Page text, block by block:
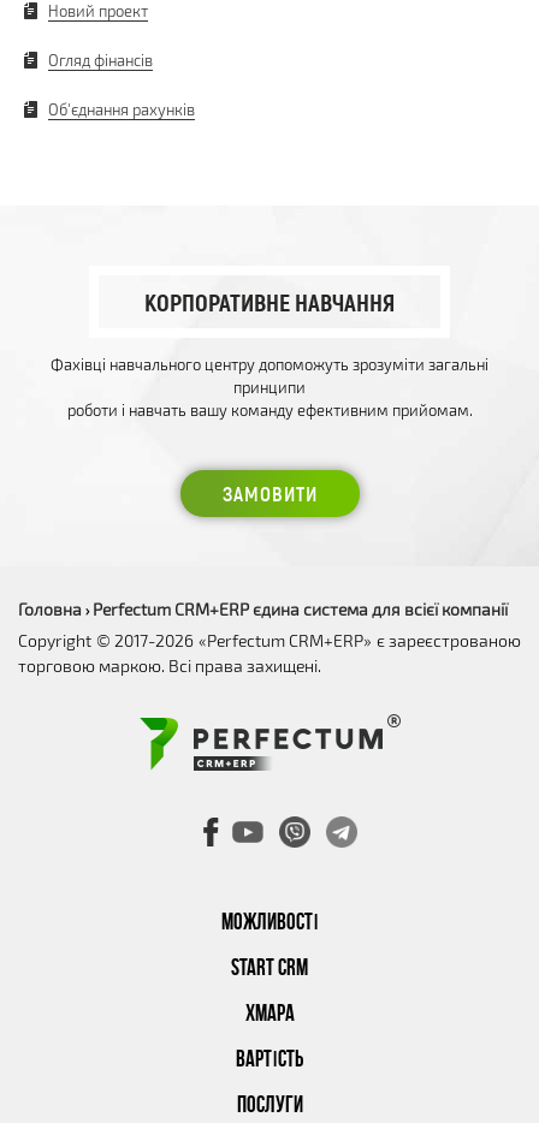
Новий проект
Огляд фінансів
Об'єднання рахунків
КОРПОРАТИВНЕ НАВЧАННЯ
Фахівці навчального центру допоможуть зрозуміти загальні
принципи
роботи і навчать вашу команду ефективним прийомам.
ЗАМОВИТИ
МОЖЛИВОСТІ
START CRM
ХМАРА
ВАРТІСТЬ
ПОСЛУГИ
Головна › Perfectum CRM+ERP єдина система для всієї компанії
Copyright © 2017-2026 «Perfectum CRM+ERP» є зареєстрованою
торговою маркою. Всі права захищені.